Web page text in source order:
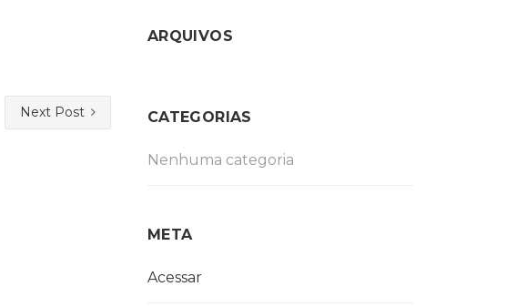
Next Post
ARQUIVOS
CATEGORIAS
Nenhuma categoria
META
Acessar